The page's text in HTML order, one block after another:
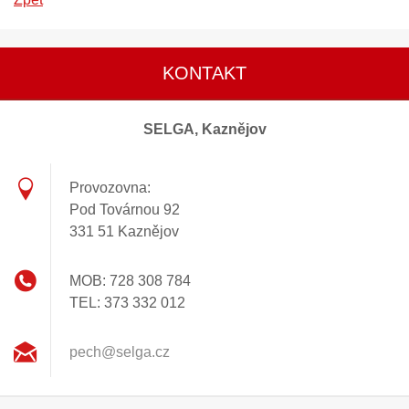
KONTAKT
SELGA, Kaznějov
Provozovna:
Pod Továrnou 92
331 51 Kaznějov
MOB: 728 308 784
TEL: 373 332 012
pech@sel ga.cz